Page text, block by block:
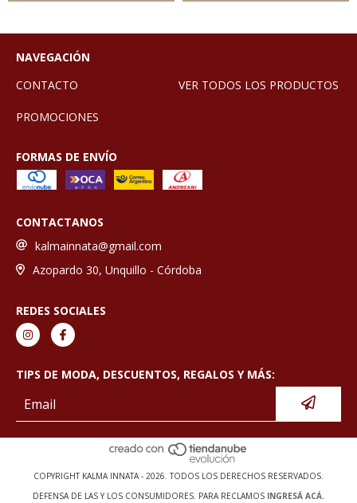
NAVEGACIÓN
CONTACTO
VER TODOS LOS PRODUCTOS
PROMOCIONES
FORMAS DE ENVÍO
CONTACTANOS
kalmainnata@gmail.com
Azopardo 30, Unquillo - Córdoba
REDES SOCIALES
TIPS DE MODA, DESCUENTOS, REGALOS Y MÁS:
COPYRIGHT KALMA INNATA - 2026. TODOS LOS DERECHOS RESERVADOS.
DEFENSA DE LAS Y LOS CONSUMIDORES. PARA RECLAMOS INGRESÁ ACÁ.